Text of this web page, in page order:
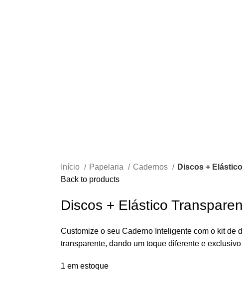
Início Papelaria Cadernos
Discos +
Back to products
Discos + Elástico
Customize o seu Caderno Inteligente com o kit de
transparente, dando um toque diferente e exclusivo
1 em estoque